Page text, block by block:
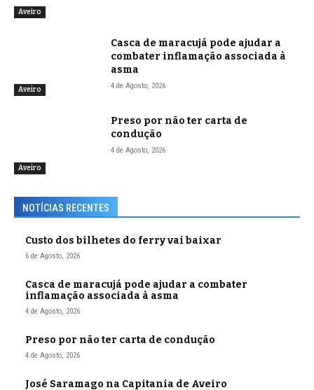
Aveiro
Aveiro
Casca de maracujá pode ajudar a
combater inflamação associada à
asma
4 de Agosto, 2026
Aveiro
Preso por não ter carta de
condução
4 de Agosto, 2026
NOTÍCIAS RECENTES
Custo dos bilhetes do ferry vai baixar
6 de Agosto, 2026
Casca de maracujá pode ajudar a combater
inflamação associada à asma
4 de Agosto, 2026
Preso por não ter carta de condução
4 de Agosto, 2026
José Saramago na Capitania de Aveiro